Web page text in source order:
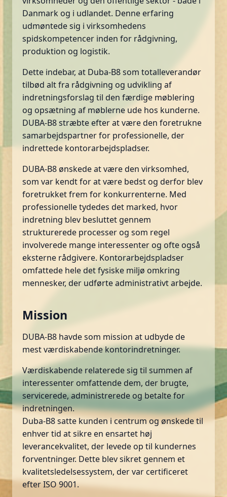
Danmark og i udlandet. Denne erfaring
udmøntede sig i virksomhedens
spidskompetencer inden for rådgivning,
produktion og logistik.
Dette indebar, at Duba-B8 som totalleverandør
tilbød alt fra rådgivning og udvikling af
indretningsforslag til den færdige møblering
og opsætning af møblerne ude hos kunderne.
DUBA-B8 stræbte efter at være den foretrukne
samarbejdspartner for professionelle, der
indrettede kontorarbejdspladser.
DUBA-B8 ønskede at være den virksomhed,
som var kendt for at være bedst og derfor blev
foretrukket frem for konkurrenterne. Med
professionelle tydedes det marked, hvor
indretning blev besluttet gennem
strukturerede processer og som regel
involverede mange interessenter og ofte også
eksterne rådgivere. Kontorarbejdspladser
omfattede hele det fysiske miljø omkring
mennesker, der udførte administrativt arbejde.
Mission
DUBA-B8 havde som mission at udbyde de
mest værdiskabende kontorindretninger.
Værdiskabende relaterede sig til summen af
interessenter omfattende dem, der brugte,
servicerede, administrerede og betalte for
indretningen.
Duba-B8 satte kunden i centrum og ønskede til
enhver tid at sikre en ensartet høj
leverancekvalitet, der levede op til kundernes
forventninger. Dette blev sikret gennem et
kvalitetsledelsessystem, der var certificeret
efter ISO 9001.